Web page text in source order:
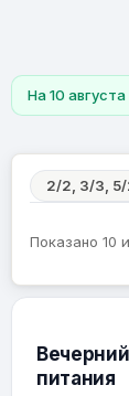
На 10
2/2, 3/3, 5/
Показано 10
питания